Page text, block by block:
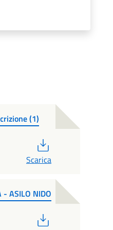
(1)
Scarica
- ASILO NIDO